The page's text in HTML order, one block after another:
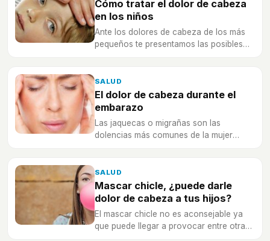
Cómo tratar el dolor de cabeza
en los niños
Ante los dolores de cabeza de los más
pequeños te presentamos las posibles
SALUD
El dolor de cabeza durante el
embarazo
Las jaquecas o migrañas son las
dolencias más comunes de la mujer
tratarlas.
SALUD
Mascar chicle, ¿puede darle
dolor de cabeza a tus hijos?
El mascar chicle no es aconsejable ya
que puede llegar a provocar entre otras